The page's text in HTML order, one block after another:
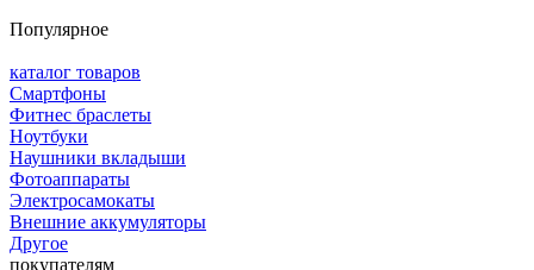
Популярное
каталог товаров
Смартфоны
Фитнес браслеты
Ноутбуки
Наушники вкладыши
Фотоаппараты
Электросамокаты
Внешние аккумуляторы
Другое
покупателям